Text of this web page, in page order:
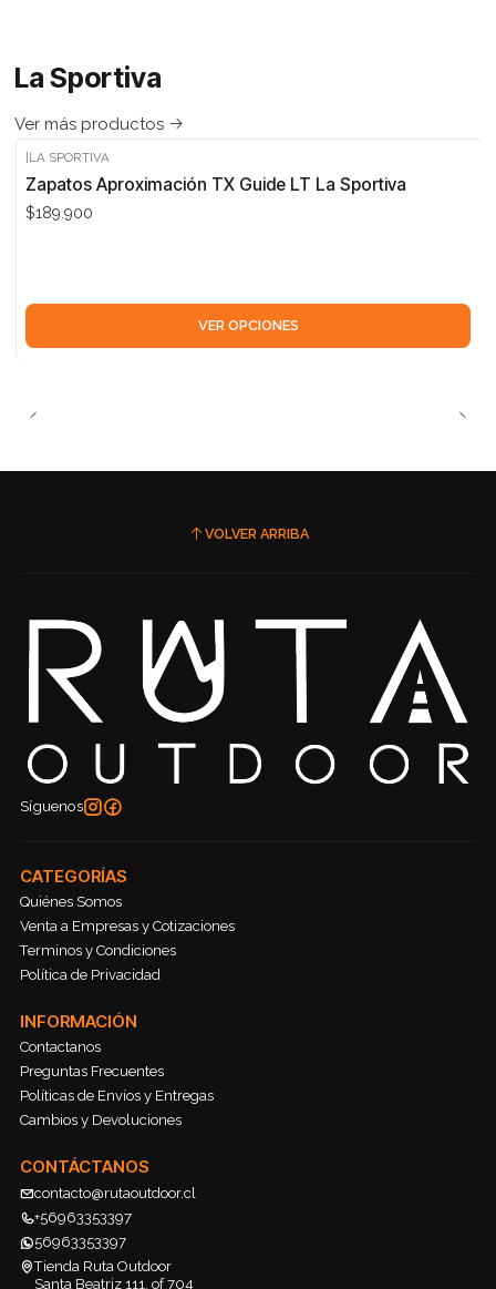
La Sportiva
Ver más productos
LA SPORTIVA
Zapatos Aproximación TX Guide LT La Sportiva
$189.900
VER OPCIONES
VOLVER ARRIBA
Síguenos
CATEGORÍAS
Quiénes Somos
Venta a Empresas y Cotizaciones
Terminos y Condiciones
Política de Privacidad
INFORMACIÓN
Contactanos
Preguntas Frecuentes
Políticas de Envíos y Entregas
Cambios y Devoluciones
CONTÁCTANOS
contacto@rutaoutdoor.cl
+56963353397
56963353397
Tienda Ruta Outdoor
Santa Beatriz 111, of 704